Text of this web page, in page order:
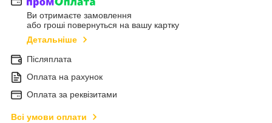
Ви отримаєте замовлення
або гроші повернуться на вашу картку
Детальніше
Післяплата
Оплата на рахунок
Оплата за реквізитами
Всі умови оплати